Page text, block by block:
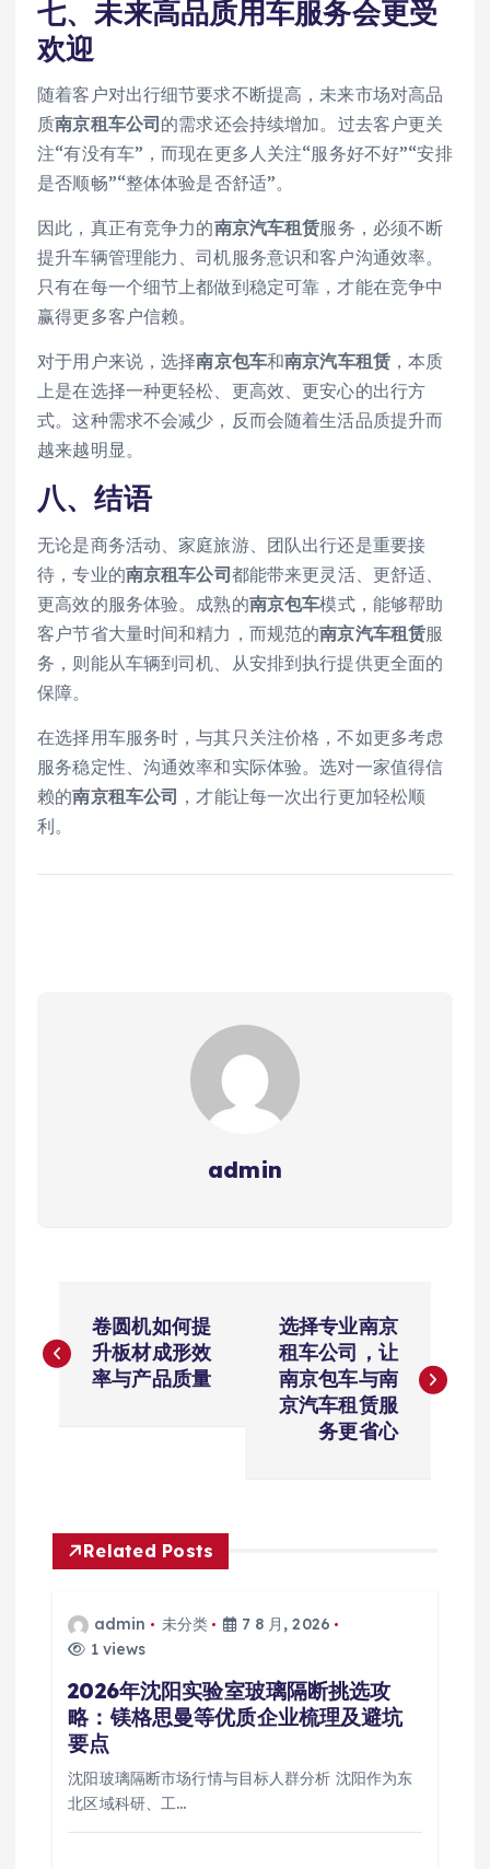
七、未来高品质用车服务会更受
欢迎
随着客户对出行细节要求不断提高，未来市场对高品
质南京租车公司 的需求还会持续增加。过去客户更关
注“有没有车”，而现在更多人关注“服务好不好”“安排
是否顺畅”“整体体验是否舒适”。
因此，真正有竞争力的南京汽车租赁服务，必须不断
提升车辆管理能力、司机服务意识和客户沟通效率。
只有在每一个细节上都做到稳定可靠，才能在竞争中
赢得更多客户信赖。
对于用户来说，选择南京包车和南京汽车租赁，本质
上是在选择一种更轻松、更高效、更安心的出行方
式。这种需求不会减少，反而会随着生活品质提升而
越来越明显。
八、结语
无论是商务活动、家庭旅游、团队出行还是重要接
待，专业的南京租车公司都能带来更灵活、更舒适、
更高效的服务体验。成熟的南京包车模式，能够帮助
客户节省大量时间和精力，而规范的南京汽车租赁服
务，则能从车辆到司机、从安排到执行提供更全面的
保障。
在选择用车服务时，与其只关注价格，不如更多考虑
服务稳定性、沟通效率和实际体验。选对一家值得信
赖的南京租车公司 ，才能让每一次出行更加轻松顺
利。
admin
章
卷圆机如何提
升板材成形效
率与产品质量
选择专业南京
租车公司，让
南京包车与南
京汽车租赁服
务更省心
Related Posts
admin 未分类
7 8 月, 2026
1 views
2026年沈阳实验室玻璃隔断挑选攻
略：镁格思曼等优质企业梳理及避坑
要点
沈阳玻璃隔断市场行情与目标人群分析 沈阳作为东
北区域科研、工…